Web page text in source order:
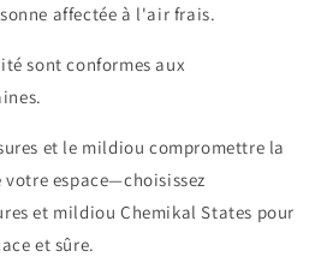
affectée à l'air frais.
sont conformes aux
et le mildiou compromettre la
espace—choisissez
et mildiou Chemikal States pour
et sûre.